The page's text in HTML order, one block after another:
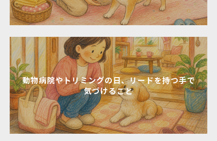
動物病院やトリミングの日、リードを持つ手で
気づけること